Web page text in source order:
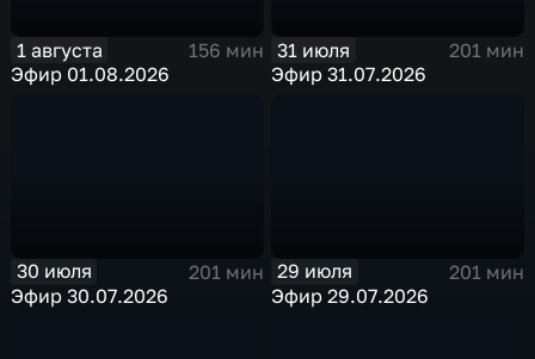
1 августа
156 мин
Эфир 01.08.2026
31 июля
201 мин
Эфир 31.07.2026
30 июля
201 мин
Эфир 30.07.2026
29 июля
201 мин
Эфир 29.07.2026